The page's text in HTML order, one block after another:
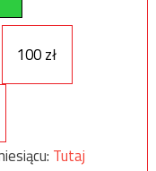
100 zł
Tutaj